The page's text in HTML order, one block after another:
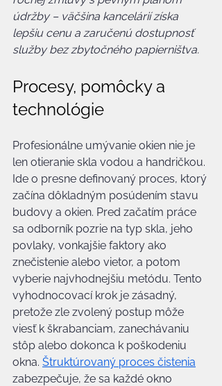
údržby – väčšina kancelárií získa
lepšiu cenu a zaručenú dostupnosť
služby bez zbytočného papierništva.
Procesy, pomôcky a
technológie
Profesionálne umývanie okien nie je
len otieranie skla vodou a handričkou.
Ide o presne definovaný proces, ktorý
začína dôkladným posúdením stavu
budovy a okien. Pred začatím práce
sa odborník pozrie na typ skla, jeho
povlaky, vonkajšie faktory ako
znečistenie alebo vietor, a potom
vyberie najvhodnejšiu metódu. Tento
vyhodnocovací krok je zásadný,
pretože zle zvolený postup môže
viesť k škrabanciam, zanechávaniu
stôp alebo dokonca k poškodeniu
okna. Štruktúrovaný proces čistenia
zabezpečuje, že sa každé okno